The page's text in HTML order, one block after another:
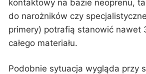
kontaktowy na bazie neoprenu,
do narożników czy
primery) potrafią stanowić nawet
całego materiału.
Podobnie sytuacja wygląda przy